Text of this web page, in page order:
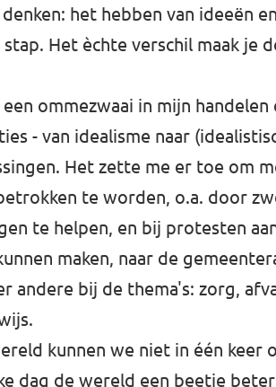
het hebben van ideeën
Het èchte verschil maak je
ommezwaai in mijn handelen
- van idealisme naar
Het zette me er toe om
te worden, o.a. door
te helpen, en bij protesten
maken, naar de
andere bij de thema's: zorg,
kunnen we niet in één keer
dag de wereld een beetje